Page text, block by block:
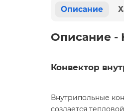
Описание
Описание -
Конвектор
Внутрипольные